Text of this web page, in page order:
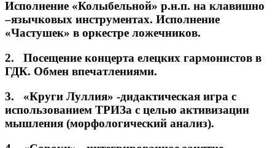
Исполнение «Колыбельной» р.н.п. на клавишно
–язычковых инструментах. Исполнение
«Частушек» в оркестре ложечников.
2. Посещение концерта елецких гармонистов в
ГДК. Обмен впечатлениями.
3. «Круги Луллия» -дидактическая игра с
использованием ТРИЗа с целью активизации
мышления (морфологический анализ).